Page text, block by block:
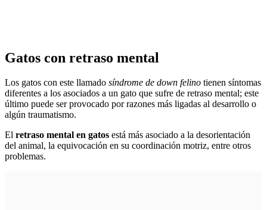
Gatos con retraso mental
Los gatos con este llamado síndrome de down felino tienen síntomas
diferentes a los asociados a un gato que sufre de retraso mental; este
último puede ser provocado por razones más ligadas al desarrollo o
algún traumatismo.
El retraso mental en gatos está más asociado a la desorientación
del animal, la equivocación en su coordinación motriz, entre otros
problemas.